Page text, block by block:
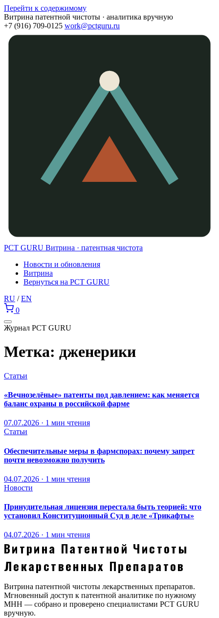
Перейти к содержимому
Витрина патентной чистоты · аналитика вручную
+7 (916) 709-0125 work@pctguru.ru
PCT GURU Витрина · патентная чистота
Новости и обновления
Витрина
Вернуться на PCT GURU
RU / EN
0
Журнал PCT GURU
Метка: дженерики
Статьи
«Вечнозелёные» патенты под давлением: как меняется
баланс охраны в российской фарме
07.07.2026 · 1 мин чтения
Статьи
Обеспечительные меры в фармспорах: почему запрет
почти невозможно получить
04.07.2026 · 1 мин чтения
Новости
Принудительная лицензия перестала быть теорией: что
установил Конституционный Суд в деле «Трикафты»
04.07.2026 · 1 мин чтения
Витрина Патентной Чистоты
Лекарственных Препаратов
Витрина патентной чистоты лекарственных препаратов.
Мгновенный доступ к патентной аналитике по нужному
МНН — собрано и проверено специалистами PCT GURU
вручную.